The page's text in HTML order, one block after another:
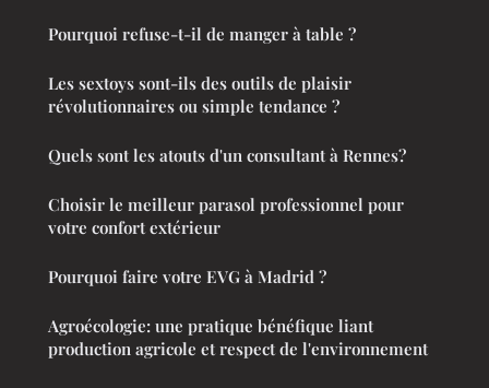
Pourquoi refuse-t-il de manger à table ?
Les sextoys sont-ils des outils de plaisir
révolutionnaires ou simple tendance ?
Quels sont les atouts d'un consultant à Rennes?
Choisir le meilleur parasol professionnel pour
votre confort extérieur
Pourquoi faire votre EVG à Madrid ?
Agroécologie: une pratique bénéfique liant
production agricole et respect de l'environnement